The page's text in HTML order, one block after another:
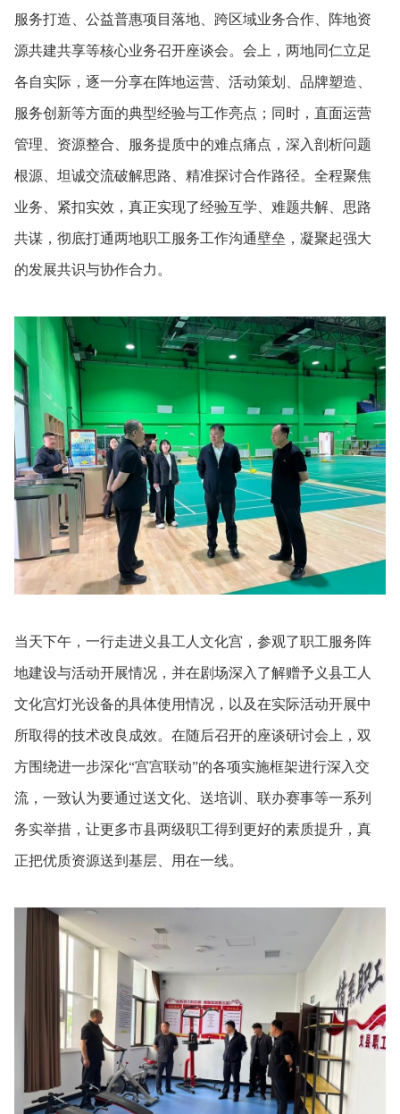
服务打造、公益普惠项目落地、跨区域业务合作、阵地资
源共建共享等核心业务召开座谈会。会上，两地同仁立足
各自实际，逐一分享在阵地运营、活动策划、品牌塑造、
服务创新等方面的典型经验与工作亮点；同时，直面运营
管理、资源整合、服务提质中的难点痛点，深入剖析问题
根源、坦诚交流破解思路、精准探讨合作路径。全程聚焦
业务、紧扣实效，真正实现了经验互学、难题共解、思路
共谋，彻底打通两地职工服务工作沟通壁垒，凝聚起强大
的发展共识与协作合力。
当天下午，一行走进义县工人文化宫，参观了职工服务阵
地建设与活动开展情况，并在剧场深入了解赠予义县工人
文化宫灯光设备的具体使用情况，以及在实际活动开展中
所取得的技术改良成效。在随后召开的座谈研讨会上，双
方围绕进一步深化“宫宫联动”的各项实施框架进行深入交
流，一致认为要通过送文化、送培训、联办赛事等一系列
务实举措，让更多市县两级职工得到更好的素质提升，真
正把优质资源送到基层、用在一线。